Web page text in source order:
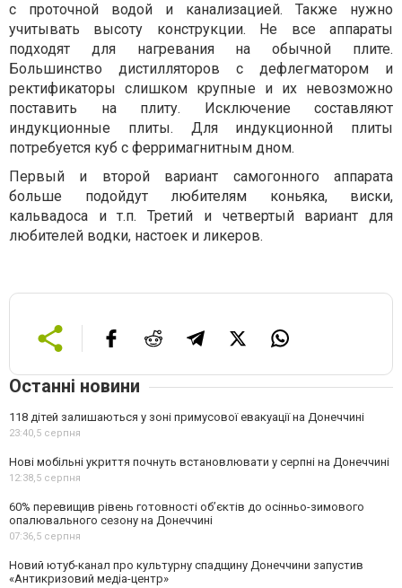
с проточной водой и канализацией. Также нужно
учитывать высоту конструкции. Не все аппараты
подходят для нагревания на обычной плите.
Большинство дистилляторов с дефлегматором и
ректификаторы слишком крупные и их невозможно
поставить на плиту. Исключение составляют
индукционные плиты. Для индукционной плиты
потребуется куб с ферримагнитным дном.
Первый и второй вариант самогонного аппарата
больше подойдут любителям коньяка, виски,
кальвадоса и т.п. Третий и четвертый вариант для
любителей водки, настоек и ликеров.
Останні новини
118 дітей залишаються у зоні примусової евакуації на Донеччині
23:40,5 серпня
Нові мобільні укриття почнуть встановлювати у серпні на Донеччині
12:38,5 серпня
60% перевищив рівень готовності об’єктів до осінньо-зимового
опалювального сезону на Донеччині
07:36,5 серпня
Новий ютуб-канал про культурну спадщину Донеччини запустив
«Антикризовий медіа-центр»